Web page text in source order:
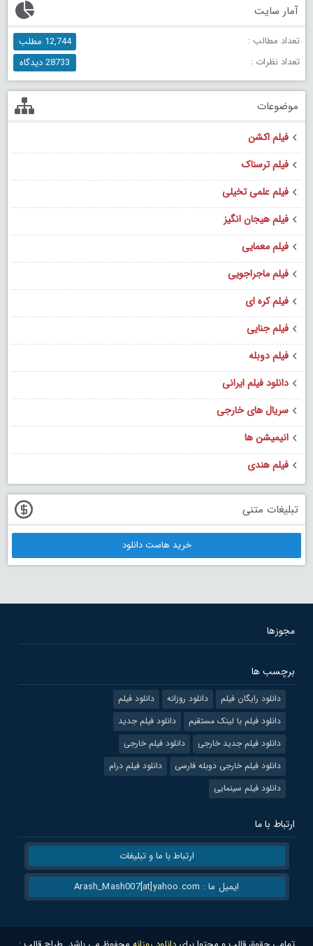
آمار سایت
تعداد مطالب :
12,744 مطلب
تعداد نظرات :
28733 دیدگاه
موضوعات
فیلم اکشن
فیلم ترسناک
فیلم علمی تخیلی
فیلم هیجان انگیز
فیلم معمایی
فیلم ماجراجویی
فیلم کره ای
فیلم جنایی
فیلم دوبله
دانلود فیلم ایرانی
سریال های خارجی
انیمیشن ها
فیلم هندی
تبلیغات متنی
خرید هاست دانلود
مجوزها
برچسب ها
دانلود رایگان فیلم دانلود روزانه
دانلود فیلم
دانلود فیلم با لینک مستقیم
دانلود فیلم جدید
دانلود فیلم جدید خارجی
دانلود فیلم خارجی
دانلود فیلم خارجی دوبله فارسی
دانلود فیلم درام
دانلود فیلم سینمایی
ارتباط با ما
ارتباط با ما و تبلیغات
ایمیل ما : Arash_Mash007[at]yahoo.com